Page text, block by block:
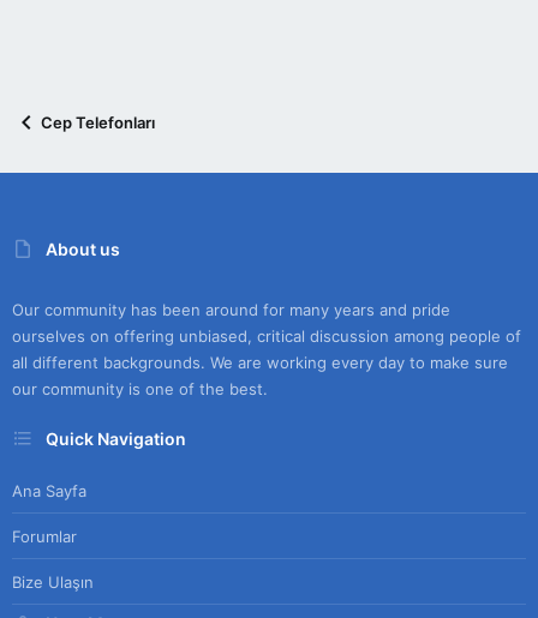
Cep Telefonları
About us
Our community has been around for many years and pride
ourselves on offering unbiased, critical discussion among people of
all different backgrounds. We are working every day to make sure
our community is one of the best.
Quick Navigation
Ana Sayfa
Forumlar
Bize Ulaşın